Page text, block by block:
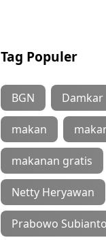
Tag Populer
BGN Damkar
makan
makanan gratis
Netty Heryawan
Prabowo Subianto